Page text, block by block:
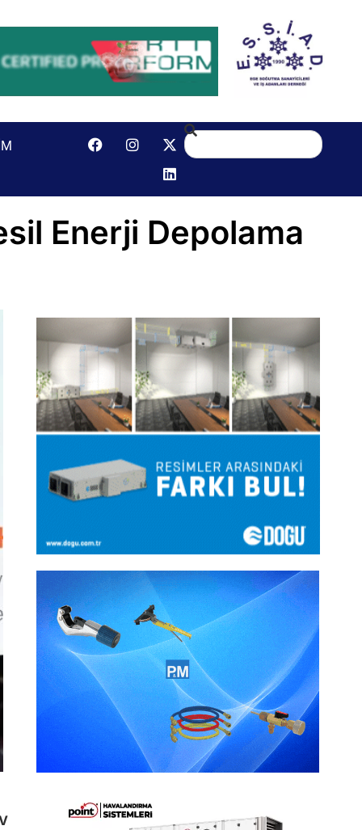
Enerji Depolama